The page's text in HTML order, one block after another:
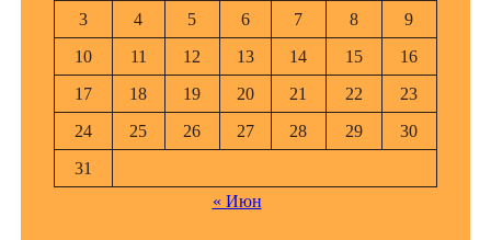
3
4 5 6 7 8
9
10
11 12 13 14 15
16
17
18 19 20 21 22
23
24
25 26 27 28 29
30
31
« Июн